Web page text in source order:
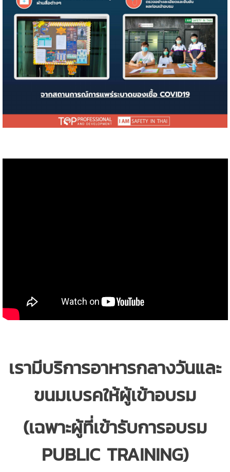
เรามีบริการอาหารกลางวันและ
ขนมเบรคให้ผู้เข้าอบรม
(เฉพาะผู้ที่เข้ารับการอบรม
PUBLIC TRAINING)